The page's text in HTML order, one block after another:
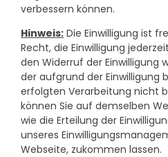
verbessern können.
Hinweis: Die Einwilligung ist
Recht, die Einwilligung
den Widerruf der Einwilligung
der aufgrund der Einwilligung
erfolgten Verarbeitung nicht
können Sie auf demselben
wie die Erteilung der
unseres
Webseite, zukommen lassen.